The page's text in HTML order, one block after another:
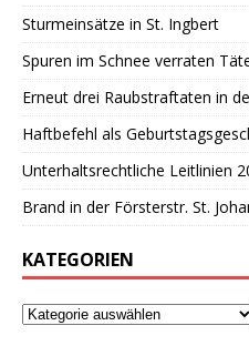
Sturmeinsätze in St. Ingbert
Spuren im Schnee verraten
Erneut drei Raubstraftaten in
Haftbefehl als
Unterhaltsrechtliche Leitlinien
Brand in der Försterstr. St.
KATEGORIEN